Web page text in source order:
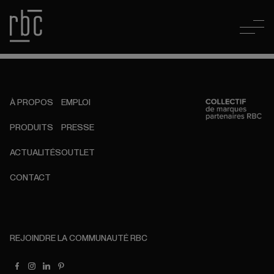
À PROPOS
PRODUITS
ACTUALITÉS
CONTACT
EMPLOI
PRESSE
OUTLET
REJOINDRE LA COMMUNAUTÉ RBC